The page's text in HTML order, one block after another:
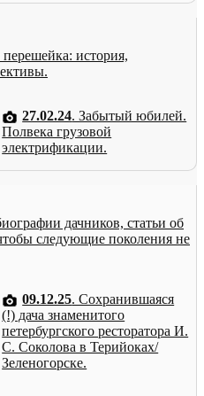
история,
27.02.24. Забытый юбилей.
Полвека грузовой
электрификации.
дачников, статьи об
следующие поколения не
09.12.25. Сохранившаяся
(!) дача знаменитого
петербургского ресторатора И.
С. Соколова в Терийоках/
Зеленогорске.